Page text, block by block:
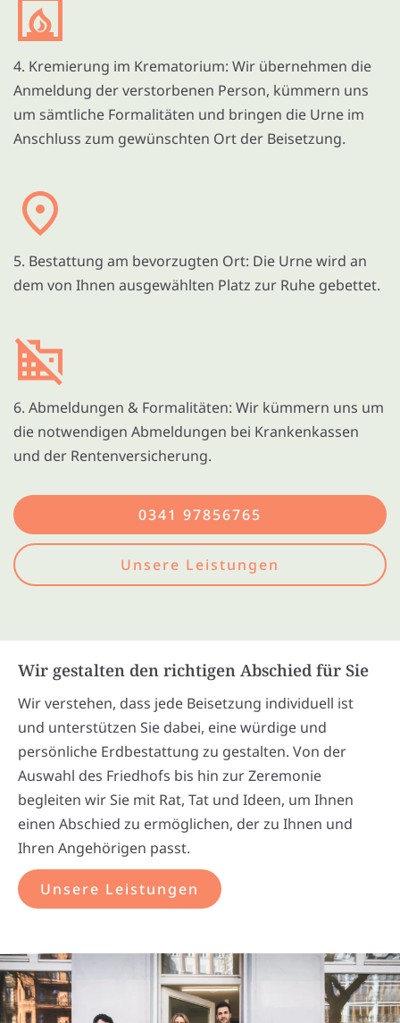
4. Kremierung im Krematorium: Wir übernehmen die
Anmeldung der verstorbenen Person, kümmern uns
um sämtliche Formalitäten und bringen die Urne im
Anschluss zum gewünschten Ort der Beisetzung.
5. Bestattung am bevorzugten Ort: Die Urne wird an
dem von Ihnen ausgewählten Platz zur Ruhe gebettet.
6. Abmeldungen & Formalitäten: Wir kümmern uns um
die notwendigen Abmeldungen bei Krankenkassen
und der Rentenversicherung.
0341 97856765
Unsere Leistungen
Wir gestalten den richtigen Abschied für Sie
Wir verstehen, dass jede Beisetzung individuell ist
und unterstützen Sie dabei, eine würdige und
persönliche Erdbestattung zu gestalten. Von der
Auswahl des Friedhofs bis hin zur Zeremonie
begleiten wir Sie mit Rat, Tat und Ideen, um Ihnen
einen Abschied zu ermöglichen, der zu Ihnen und
Ihren Angehörigen passt.
Unsere Leistungen